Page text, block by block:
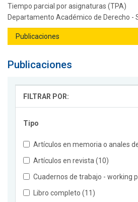
Tiempo parcial por asignaturas (TPA)
Departamento Académico de Derecho -
Publicaciones
FILTRAR POR:
Tipo
Artículos en memoria o anales
Artículos en revista (10)
Cuadernos de trabajo - working
Libro completo (11)